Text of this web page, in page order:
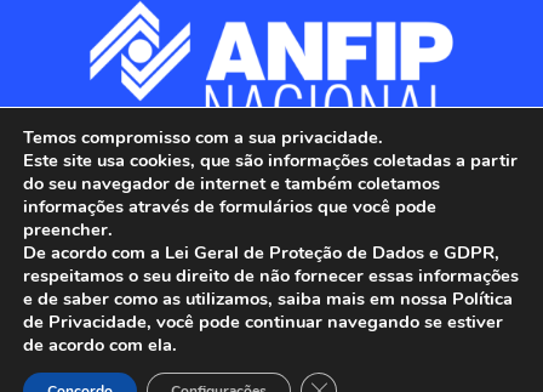
ANFIP - Associação Nacional dos Auditores
Fiscais da Receita Federal do Brasil.
Todos os Direitos Reservados.
Temos compromisso com a sua privacidade.
Este site usa cookies, que são informações coletadas a partir
do seu navegador de internet e também coletamos
informações através de formulários que você pode
preencher.
De acordo com a Lei Geral de Proteção de Dados e GDPR,
respeitamos o seu direito de não fornecer essas informações
e de saber como as utilizamos, saiba mais em nossa Política
de Privacidade, você pode continuar navegando se estiver
de acordo com ela.
Close GDPR Cookie Banner